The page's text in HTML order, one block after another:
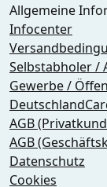
Allgemeine
Infocenter
Selbstabholer /
Gewerbe /
AGB
AGB
Datenschutz
Cookies